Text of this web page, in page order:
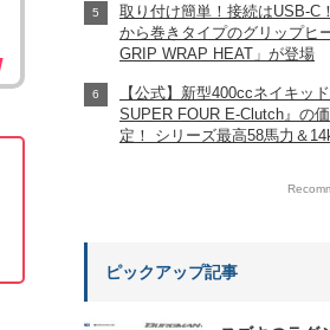
取り付け簡単！接続はUSB-C
から巻きタイプのグリップヒ
GRIP WRAP HEAT」が登場
【公式】新型400ccネイキッ
SUPER FOUR E-Clutch』の
定！ シリーズ最高58馬力＆
ピックアップ記事